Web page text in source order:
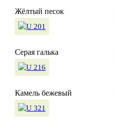
Жёлтый песок
Серая галька
Камель бежевый